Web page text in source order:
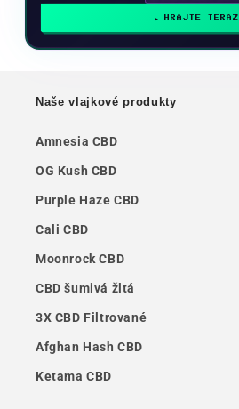
HRAJTE TERAZ
Naše vlajkové produkty
Amnesia CBD
OG Kush CBD
Purple Haze CBD
Cali CBD
Moonrock CBD
CBD šumivá žltá
3X CBD Filtrované
Afghan Hash CBD
Ketama CBD